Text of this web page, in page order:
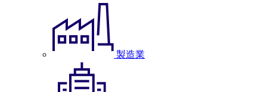
製造業